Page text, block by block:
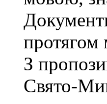
протягом
З
Свято-